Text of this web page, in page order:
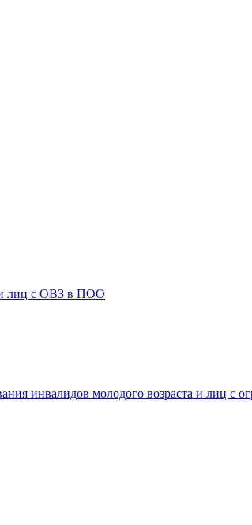
и лиц с ОВЗ в ПОО
инвалидов молодого возраста и лиц с